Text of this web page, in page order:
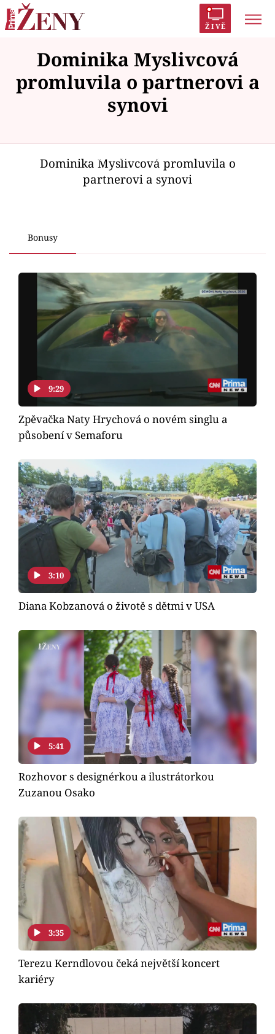
ŽIVĚ
Trendy: Polabí Inspekce Prostřeno!
AYTO?
Módní alarm
Zrádci Proměny
Témata
Seriály
Horoskopy
Sledujte prima+
Filmový festival Karlovy Vary
Mámy sobě
Přihlášení
Sledujte nás
Dominika Myslivcová
promluvila o partnerovi a
synovi
Failed to fetch
Dominika Myslivcová promluvila o
partnerovi a synovi
Bonusy
9:29
Zpěvačka Naty Hrychová o novém singlu a
působení v Semaforu
3:10
Diana Kobzanová o životě s dětmi v USA
5:41
Rozhovor s designérkou a ilustrátorkou
Zuzanou Osako
3:35
Terezu Kerndlovou čeká největší koncert
kariéry